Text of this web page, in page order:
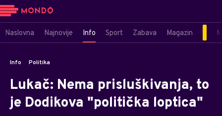
Naslovna Najnovije Info Sport Zabava Magazin
Info Politika
Lukač: Nema prisluškivanja, to
je Dodikova "politička loptica"